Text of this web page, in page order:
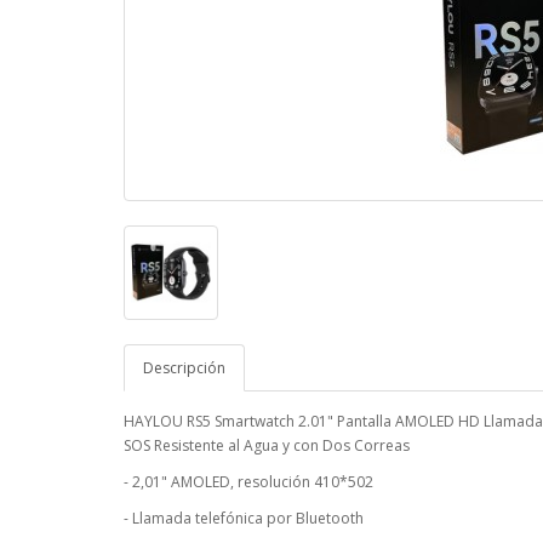
Descripción
HAYLOU RS5 Smartwatch 2.01" Pantalla AMOLED HD
SOS Resistente al Agua y con Dos Correas
- 2,01" AMOLED, resolución 410*502
- Llamada telefónica por Bluetooth